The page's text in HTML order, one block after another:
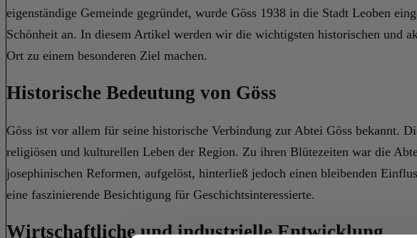
eigenständige Gemeinde gegründet, wurde Göss 1938 in die Stadt Leoben
Schönheit an. In diesem Artikel werden wir die wichtigsten historischen und
Ort zu einem besonderen Ziel machen.
Historische Bedeutung von Göss
Göss ist vor allem für seine historische Verbindung zur Abtei Göss bekannt.
religiösen und kulturellen Leben der Region. Zu ihren Blütezeiten war die
josephinischen Reformen, aufgelöst, hinterließ jedoch einen bleibenden
eine faszinierende Besichtigung für Geschichtsinteressierte.
Wirtschaftliche und industrielle Entwicklung